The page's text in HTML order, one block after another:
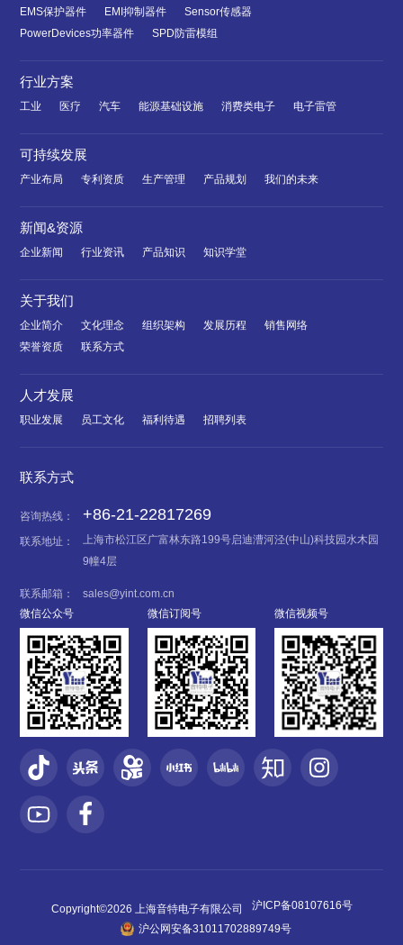
EMS保护器件 EMI抑制器件
Sensor传感器
PowerDevices功率器件
SPD防雷模组
行业方案
工业 医疗 汽车 能源基础设施 消费类电子 电子雷管
可持续发展
产业布局 专利资质 生产管理 产品规划 我们的未来
新闻&资源
企业新闻 行业资讯 产品知识 知识学堂
关于我们
企业简介 文化理念 组织架构 发展历程
销售网络
荣誉资质
联系方式
人才发展
职业发展 员工文化 福利待遇 招聘列表
联系方式
咨询热线： +86-21-22817269
联系地址：
上海市松江区广富林东路199号启迪漕河泾(中山)科技园水木园
9幢4层
联系邮箱：
sales@yint.com.cn
微信公众号
微信订阅号 微信视频号
Copyright©2026 上海音特电子有限公司
沪ICP备08107616号
沪公网安备31011702889749号